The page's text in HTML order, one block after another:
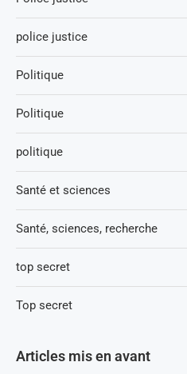
police justice
Politique
Politique
politique
Santé et sciences
Santé, sciences, recherche
top secret
Top secret
Articles mis en avant